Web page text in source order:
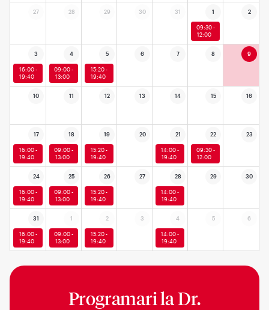
27 28 29 30 31 1 2
09:30 -
12:00
3 4 5 6 7 8 9
16:00 -
19:40
09:00 -
13:00
15:20 -
19:40
10 11 12 13 14 15 16
17 18 19 20 21 22 23
16:00 -
19:40
09:00 -
13:00
15:20 -
19:40
14:00 -
19:40
09:30 -
12:00
24 25 26 27 28 29 30
16:00 -
19:40
09:00 -
13:00
15:20 -
19:40
14:00 -
19:40
31 1 2 3 4 5 6
16:00 -
19:40
09:00 -
13:00
15:20 -
19:40
14:00 -
19:40
Programari laDr.